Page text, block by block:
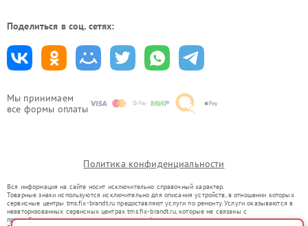
Мы принимаем
все формы оплаты
Поделиться в соц. сетях:
Политика конфиденциальности
Вся информация на сайте носит исключительно справочный характер.
Товарные знаки используются исключительно для описания устройств, в отношении которых
сервисные центры tms.fix-brandt.ru предоставляют услуги по ремонту. Услуги оказываются в
неавторизованных сервисных центрах tms.fix-brandt.ru, которые не связаны с
правообладателями товарных знаков или их официальными представителями.